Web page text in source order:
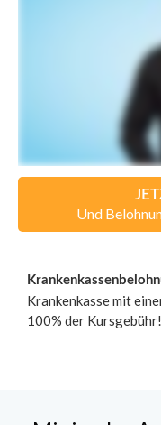
Und
Krankenkasse mit
100% der